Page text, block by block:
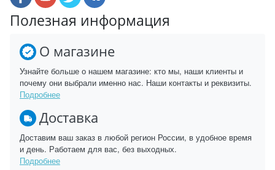
Полезная информация
О магазине
Узнайте больше о нашем магазине: кто мы, наши клиенты и
почему они выбрали именно нас. Наши контакты и реквизиты.
Подробнее
Доставка
Доставим ваш заказ в любой регион России, в удобное время
и день. Работаем для вас, без выходных.
Подробнее